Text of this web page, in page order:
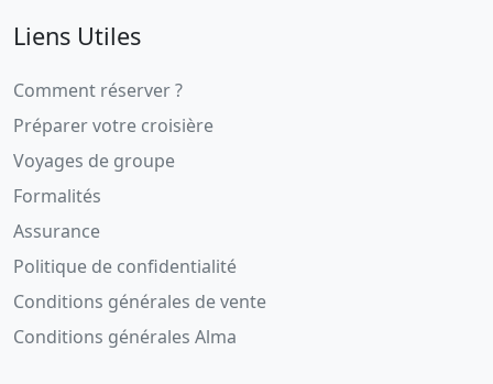
Liens Utiles
Comment réserver ?
Préparer votre croisière
Voyages de groupe
Formalités
Assurance
Politique de confidentialité
Conditions générales de vente
Conditions générales Alma